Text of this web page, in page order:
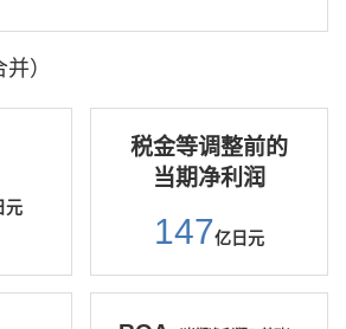
）
元
税金等调整前的
当期净利润
147亿日元